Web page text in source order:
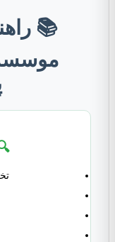
📚
موسسه